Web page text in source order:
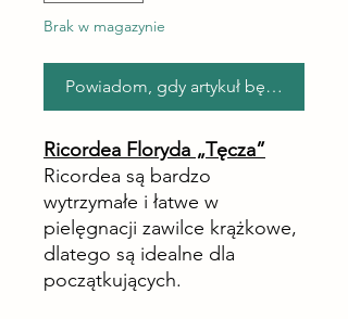
Brak w magazynie
Powiadom, gdy artykuł będzie
Ricordea Floryda „Tęcza”
Ricordea są bardzo
wytrzymałe i łatwe w
pielęgnacji zawilce krążkowe,
dlatego są idealne dla
początkujących.